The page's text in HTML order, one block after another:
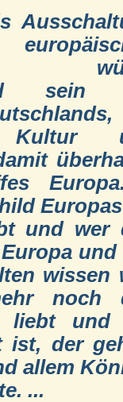
sein
Kultur
und wer
und
wissen
noch
liebt und
ist, der
allem
...